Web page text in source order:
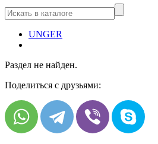
UNGER
Раздел не найден.
Поделиться с друзьями: